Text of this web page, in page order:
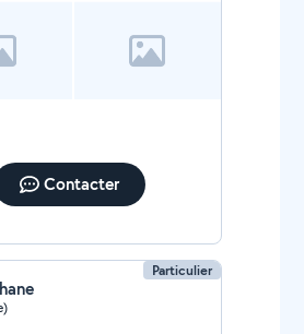
Contacter
Particulier